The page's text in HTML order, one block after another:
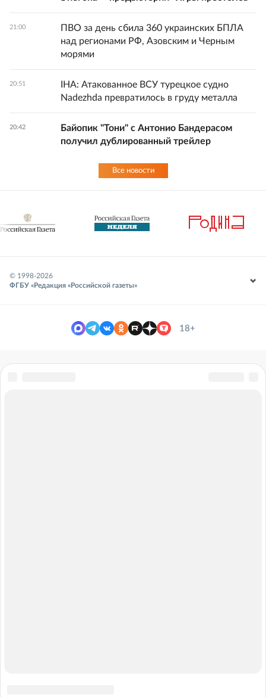
21:00
ПВО за день сбила 360 украинских БПЛА
над регионами РФ, Азовским и Черным
морями
20:51
IHA: Атакованное ВСУ турецкое судно
Nadezhda превратилось в груду металла
20:42
Байопик "Тони" с Антонио Бандерасом
получил дублированный трейлер
Все новости
© 1998-2026
ФГБУ «Редакция «Российской газеты»
18+